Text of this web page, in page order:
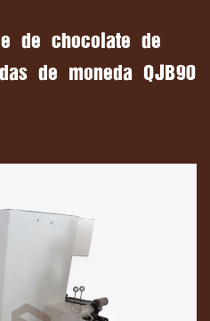
de chocolate de
de moneda QJB90